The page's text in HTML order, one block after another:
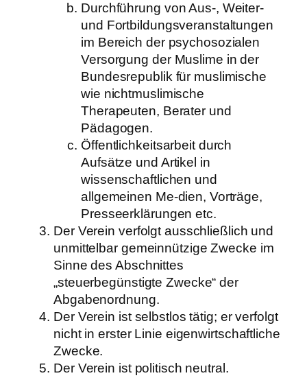
Durchführung von Aus-, Weiter-
und Fortbildungsveranstaltungen
im Bereich der psychosozialen
Versorgung der Muslime in der
Bundesrepublik für muslimische
wie nichtmuslimische
Therapeuten, Berater und
Pädagogen.
Öffentlichkeitsarbeit durch
Aufsätze und Artikel in
wissenschaftlichen und
allgemeinen Me-dien, Vorträge,
Presseerklärungen etc.
Der Verein verfolgt ausschließlich und
unmittelbar gemeinnützige Zwecke im
Sinne des Abschnittes
„steuerbegünstigte Zwecke“ der
Abgabenordnung.
Der Verein ist selbstlos tätig; er verfolgt
nicht in erster Linie eigenwirtschaftliche
Zwecke.
Der Verein ist politisch neutral.